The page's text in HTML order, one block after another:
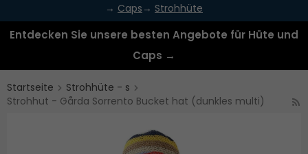
→ Caps → Strohhüte
Entdecken Sie unsere besten Angebote für Hüte und
Caps →
Startseite
Strohhüte - s
Strohhut - Gårda Sorrento Bucket hat (dunkles multi)